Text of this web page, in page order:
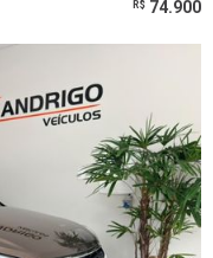
R$ 74.900